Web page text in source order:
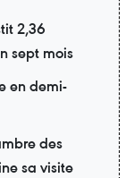
2,36
sept mois
en demi-
des
sa visite